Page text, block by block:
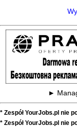
►
* Zespół YourJobs.pl nie
* Zespół YourJobs.pl nie